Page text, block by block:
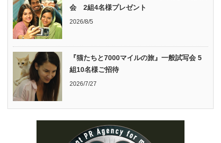
会 2組4名様プレゼント
2026/8/5
『猫たちと7000マイルの旅』一般試写会 5
組10名様ご招待
2026/7/27